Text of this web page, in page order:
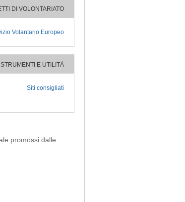
DI VOLONTARIATO
Volantario Europeo
STRUMENTI E UTILITÀ
Siti consigliati
promossi dalle